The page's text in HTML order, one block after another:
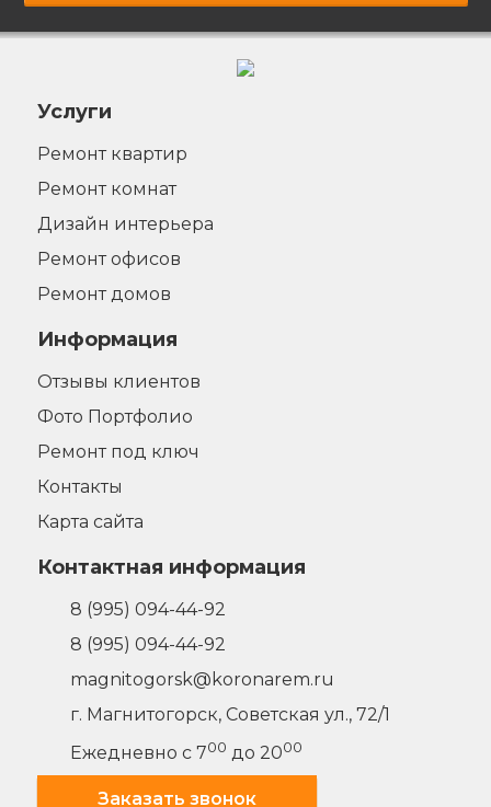
Услуги
Ремонт квартир
Ремонт комнат
Дизайн интерьера
Ремонт офисов
Ремонт домов
Информация
Отзывы клиентов
Фото Портфолио
Ремонт под ключ
Контакты
Карта сайта
Контактная информация
8 (995) 094-44-92
8 (995) 094-44-92
magnitogorsk@koronarem.ru
г. Магнитогорск, Советская ул., 72/1
Ежедневно с 700 до 2000
Заказать звонок